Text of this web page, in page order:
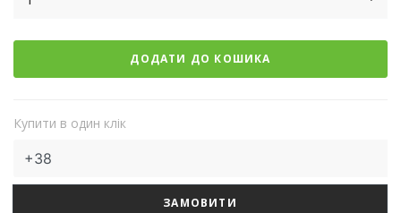
ДОДАТИ ДО КОШИКА
Купити в один клік
ЗАМОВИТИ